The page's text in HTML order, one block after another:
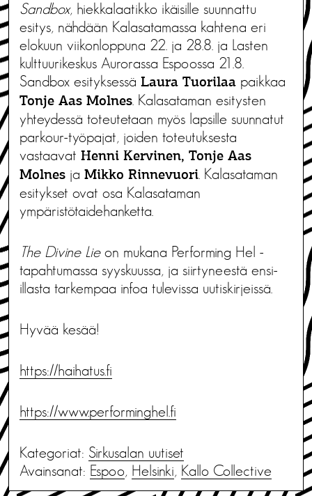
Sandbox, hiekkalaatikko ikäisille suunnattu
esitys, nähdään Kalasatamassa kahtena eri
elokuun viikonloppuna 22. ja 28.8. ja Lasten
kulttuurikeskus Aurorassa Espoossa 21.8.
Sandbox esityksessä Laura Tuorilaa paikkaa
Tonje Aas Molnes . Kalasataman esitysten
yhteydessä toteutetaan myös lapsille suunnatut
parkour-työpajat, joiden toteutuksesta
vastaavat Henni Kervinen, Tonje Aas
Molnes ja Mikko Rinnevuori . Kalasataman
esitykset ovat osa Kalasataman
ympäristötaidehanketta.
The Divine Lieon mukana Performing Hel -
tapahtumassa syyskuussa, ja siirtyneestä ensi-
illasta tarkempaa infoa tulevissa uutiskirjeissä.
Hyvää kesää!
https://haihatus.fi
https://www.performinghel.fi
Kategoriat: Sirkusalan uutiset
Avainsanat: Espoo, Helsinki, Kallo Collective